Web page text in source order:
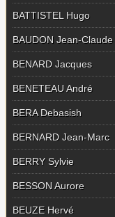
BATTISTEL Hugo
BAUDON Jean-Claude
BENARD Jacques
BENETEAU André
BERA Debasish
BERNARD Jean-Marc
BERRY Sylvie
BESSON Aurore
BEUZE Hervé